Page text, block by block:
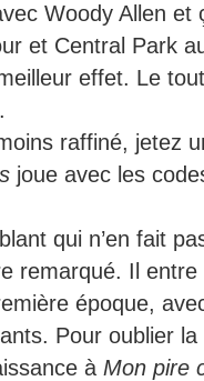
Woody Allen et
et Central Park
effet. Le
raffiné, jetez
joue avec les
qui n’en fait
remarqué. Il
époque,
Pour oublier
à Mon pire